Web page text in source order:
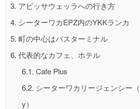
3. アビッサウェッラへの行き方
4. シーターワカEPZ内のYKKランカ
5. 町の中心はバスターミナル
6. 代表的なカフェ、ホテル
6.1. Cafe Plus
6.2. シーターワカリージェンシー
y）